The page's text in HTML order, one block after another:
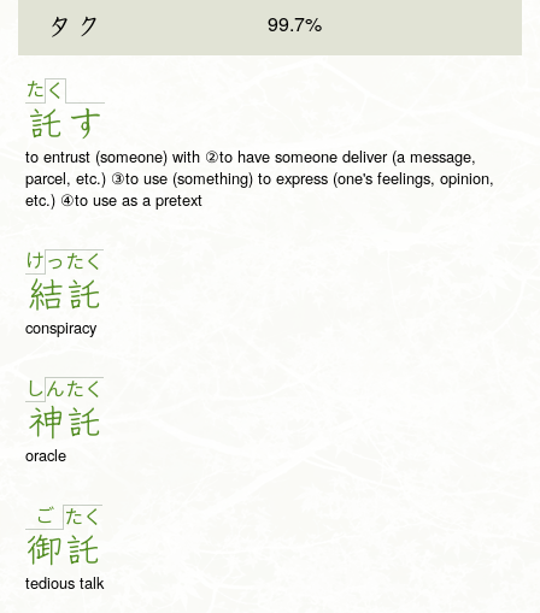
タク 99.7%
た く
託 す
to entrust (someone) with ②to have someone deliver (a message,
parcel, etc.) ③to use (something) to express (one's feelings, opinion,
etc.) ④to use as a pretext
け っ
結
た く
託
conspiracy
しん
神
た く
託
oracle
ご
御
た く
託
tedious talk